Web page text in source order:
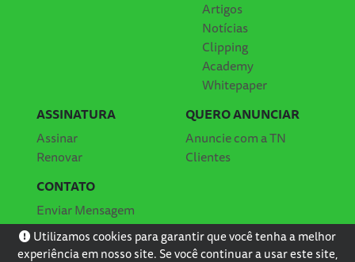
Artigos
Notícias
Clipping
Academy
Whitepaper
ASSINATURA
Assinar
Renovar
QUERO ANUNCIAR
Anuncie com a TN
Clientes
CONTATO
Enviar Mensagem
Localização
Utilizamos cookies para garantir que você tenha a melhor
experiência em nosso site. Se você continuar a usar este site,